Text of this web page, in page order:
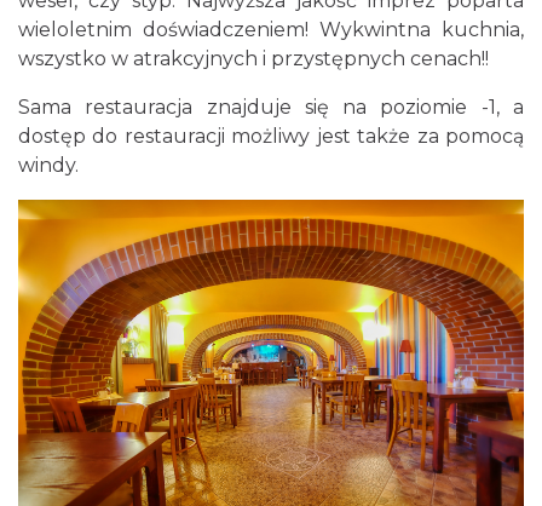
wieloletnim doświadczeniem! Wykwintna kuchnia,
wszystko w atrakcyjnych i przystępnych cenach!!
Sama restauracja znajduje się na poziomie -1, a
dostęp do restauracji możliwy jest także za pomocą
windy.